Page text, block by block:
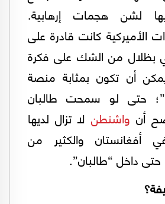
لشن هجمات إرهابية.
الأميركية كانت قادرة على
بظلال من الشك على فكرة
أن تكون بمثابة منصة
حتى لو سمحت طالبان
أن واشنطنلا تزال لديها
أفغانستان والكثير من
حتى داخل “طالبان”.